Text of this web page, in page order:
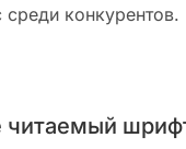
конкурентов.
читаемый